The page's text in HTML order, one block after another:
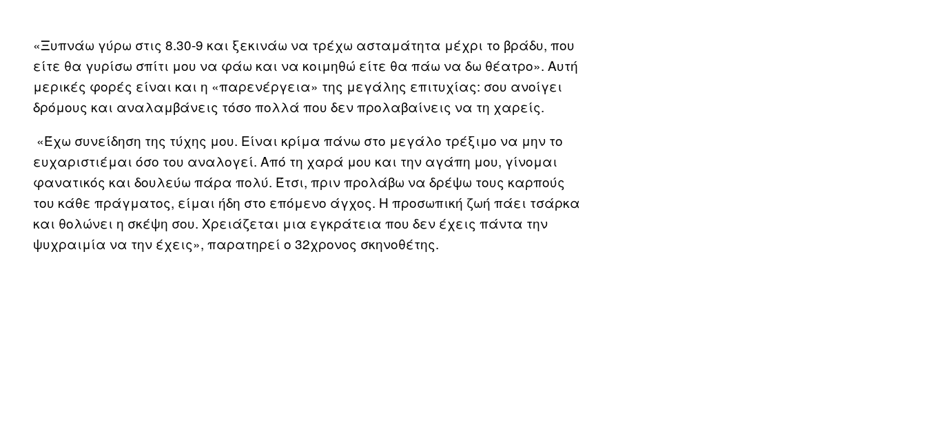
«Ξυπνάω γύρω στις 8.30-9 και ξεκινάω να τρέχω ασταμάτητα μέχρι το βράδυ, που
είτε θα γυρίσω σπίτι μου να φάω και να κοιμηθώ είτε θα πάω να δω θέατρο». Αυτή
μερικές φορές είναι και η «παρενέργεια» της μεγάλης επιτυχίας: σου ανοίγει
δρόμους και αναλαμβάνεις τόσο πολλά που δεν προλαβαίνεις να τη χαρείς.
«Έχω συνείδηση της τύχης μου. Είναι κρίμα πάνω στο μεγάλο τρέξιμο να μην το
ευχαριστιέμαι όσο του αναλογεί. Από τη χαρά μου και την αγάπη μου, γίνομαι
φανατικός και δουλεύω πάρα πολύ. Έτσι, πριν προλάβω να δρέψω τους καρπούς
του κάθε πράγματος, είμαι ήδη στο επόμενο άγχος. Η προσωπική ζωή πάει τσάρκα
και θολώνει η σκέψη σου. Χρειάζεται μια εγκράτεια που δεν έχεις πάντα την
ψυχραιμία να την έχεις», παρατηρεί ο 32χρονος σκηνοθέτης.